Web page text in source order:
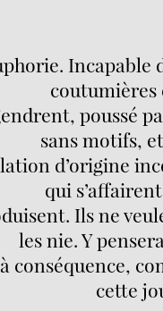
Incapable
coutumières
poussé
sans motifs,
d’origine
qui
Ils ne
les nie. Y
conséquence,
cette